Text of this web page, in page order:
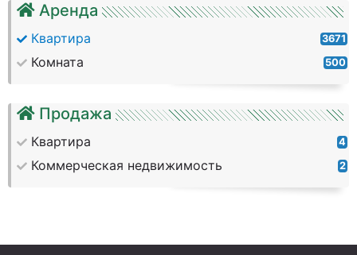
Аренда
Квартира 3671
Комната 500
Продажа
Квартира 4
Коммерческая недвижимость 2